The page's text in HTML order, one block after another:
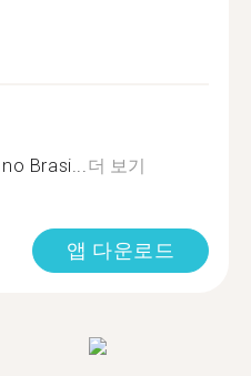
Brasi...더 보기
앱 다운로드